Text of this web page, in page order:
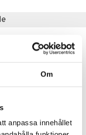
Om
anpassa innehållet